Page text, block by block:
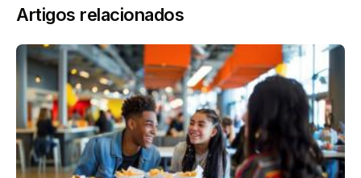
Artigos relacionados